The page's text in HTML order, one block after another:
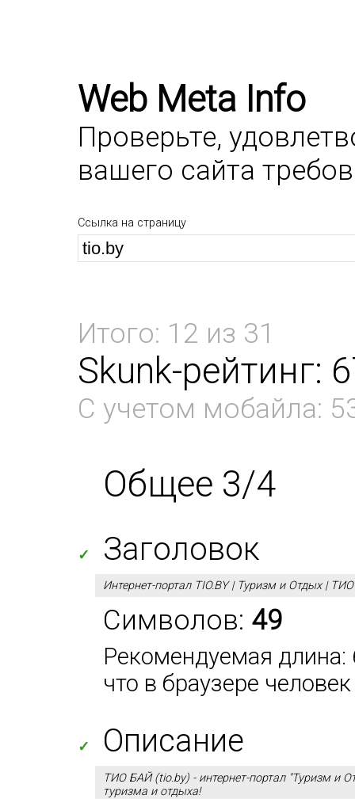
Web Meta Info
Проверьте,
вашего сайта
Ссылка на страницу
Итого: 12 из 31
Skunk-рейтинг:
С учетом мобайла:
Общее 3/4
✓ Заголовок
Интернет-портал TIO.BY | Туризм и Отдых |
Символов: 49
Рекомендуемая длина:
что в браузере
✓ Описание
ТИО БАЙ (tio.by) - интернет-портал "Туризм и
туризма и отдыха!